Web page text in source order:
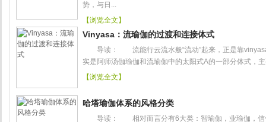
势，与日...
【浏览全文】
Vinyasa：流瑜伽的过渡和连接体式
导读： 流能行云流水般“流动”起来，正是靠vinyasa
实是阿师汤伽瑜伽和流瑜伽中的太阳式A的一部分体式
【浏览全文】
哈塔瑜伽体系的风格分类
导读： 相对而言分有6大类：智瑜伽，业瑜伽，信